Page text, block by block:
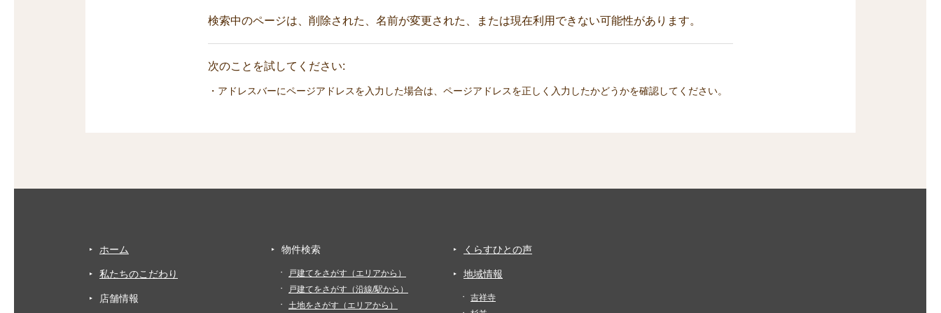
検索中のページは、削除された、名前が変更された、または現在利用できない可能性があります。
次のことを試してください:
・アドレスバーにページアドレスを入力した場合は、ページアドレスを正しく入力したかどうかを確認してください。
ホーム
私たちのこだわり
店舗情報
物件検索
戸建てをさがす（エリアから）
戸建てをさがす（沿線/駅から）
土地をさがす（エリアから）
くらすひとの声
地域情報
吉祥寺